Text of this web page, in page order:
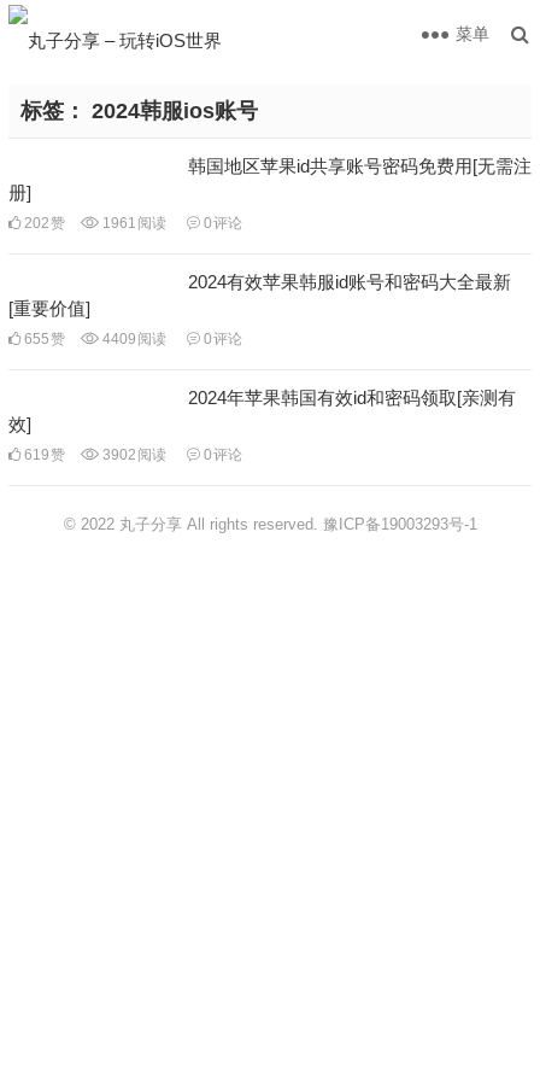
菜单
标签： 2024韩服ios账号
韩国地区苹果id共享账号密码免费用[无需注
册]
202赞 1961 阅读 0评论
2024有效苹果韩服id账号和密码大全最新
[重要价值]
655赞 4409 阅读 0评论
2024年苹果韩国有效id和密码领取[亲测有
效]
619赞 3902 阅读 0评论
© 2022 丸子分享 All rights reserved. 豫ICP备19003293号-1